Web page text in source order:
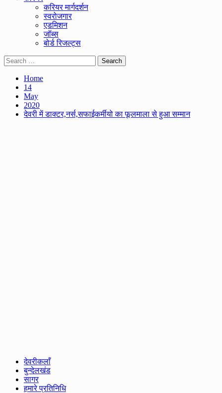
करियर मार्गदर्शन
स्वरोजगार
एडमिशन
जॉब्स
बोर्ड रिजल्ट्स
Search
for:
Home
14
May
2020
देवरी में डाक्टर,नर्स,सफाईकर्मीयो का फूलमाला से हुआ सम्मान
देवरीकलाँ
बुन्देलखंड
सागर
हमारे प्रतिनिधि